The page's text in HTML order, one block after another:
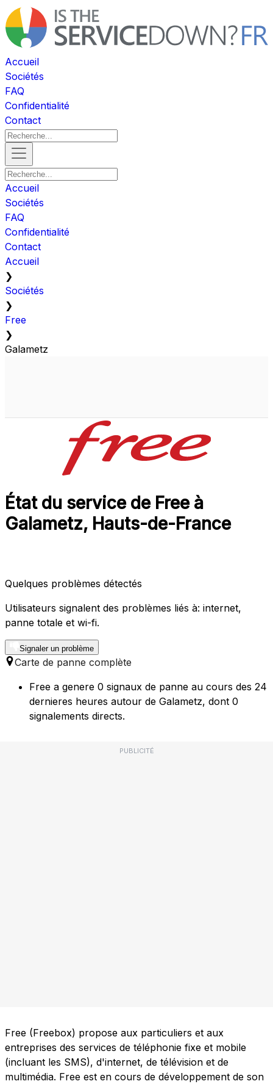
Accueil
Sociétés
FAQ
Confidentialité
Contact
Accueil
Sociétés
FAQ
Confidentialité
Contact
Accueil
❯
Sociétés
❯
Free
❯
Galametz
État du service de Free à
Galametz, Hauts-de-France
Quelques problèmes détectés
Utilisateurs signalent des problèmes liés à: internet,
panne totale et wi-fi.
Signaler un problème
Carte de panne complète
Free a genere 0 signaux de panne au cours des 24
dernieres heures autour de Galametz, dont 0
signalements directs.
PUBLICITÉ
Free (Freebox) propose aux particuliers et aux
entreprises des services de téléphonie fixe et mobile
(incluant les SMS), d'internet, de télévision et de
multimédia. Free est en cours de développement de son